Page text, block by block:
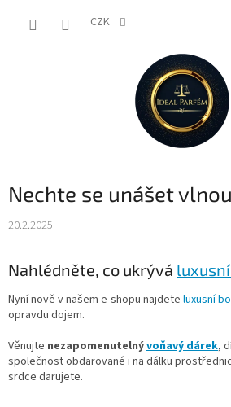
CZK
Nechte se unášet
20.2.2025
Nahlédněte, co ukrývá
Nyní nově v našem e-shopu najdete luxusní
opravdu dojem.
Věnujte nezapomenutelnývoňavý dárek,
společnost obdarované i na dálku
srdce darujete.